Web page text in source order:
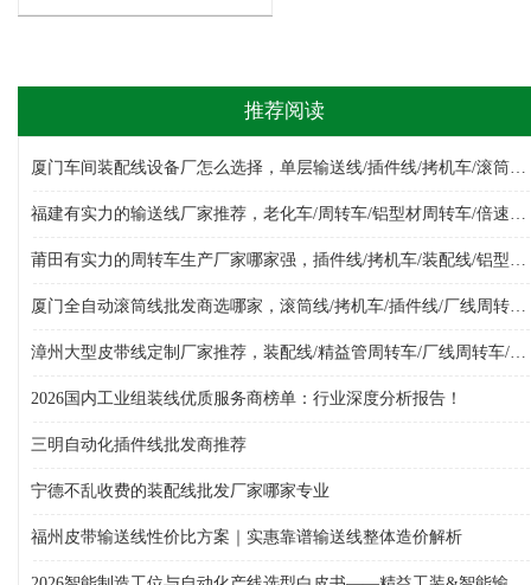
推荐阅读
厦门车间装配线设备厂怎么选择，单层输送线/插件线/拷机车/滚筒线/倍速链组装线/厂线周转车，装配线生产厂家哪家好
福建有实力的输送线厂家推荐，老化车/周转车/铝型材周转车/倍速链组装线/单层输送线/皮带线，输送线设备生产厂家选哪家
莆田有实力的周转车生产厂家哪家强，插件线/拷机车/装配线/铝型材周转车/多层周转车/厂线周转车，周转车生产厂家哪家专业
厦门全自动滚筒线批发商选哪家，滚筒线/拷机车/插件线/厂线周转车/物料周转车/周转车/倍速链组装线，滚筒线批发厂选哪家
漳州大型皮带线定制厂家推荐，装配线/精益管周转车/厂线周转车/单层输送线/组装线/倍速链组装线/周转车，皮带线厂选哪家
2026国内工业组装线优质服务商榜单：行业深度分析报告！
三明自动化插件线批发商推荐
宁德不乱收费的装配线批发厂家哪家专业
福州皮带输送线性价比方案｜实惠靠谱输送线整体造价解析